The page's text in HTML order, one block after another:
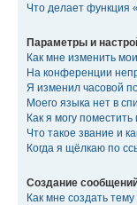
Что делает функция
Параметры и
Как мне изменить
На конференции
Я изменил часовой
Моего языка нет в
Как я могу
Что такое звание и
Когда я щёлкаю по
Создание
Как мне создать